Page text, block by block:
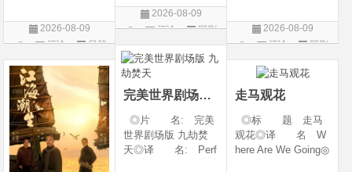
的爱情◎年 代:
2026◎产 地:
剧情 / 爱情◎语
言: 韩语◎上
2026-08-09
评论
日韩
剧
产 地 中国大陆
◎类 别 剧情 /
言 汉语普通话◎上
映日期 2026-07
2026-08-09
评论
国剧
年 代 2026◎
产 地 中国大陆
爱情◎语 言 汉
语普通话◎上映日期
2026-08-09
评论
国剧
完美世界剧场版 九劫焚天
◎片 名: 完美
世界剧场版 九劫焚
天◎译 名: Perf
走马观花
◎标 题 走马
观花◎译 名 W
here Are We Going◎